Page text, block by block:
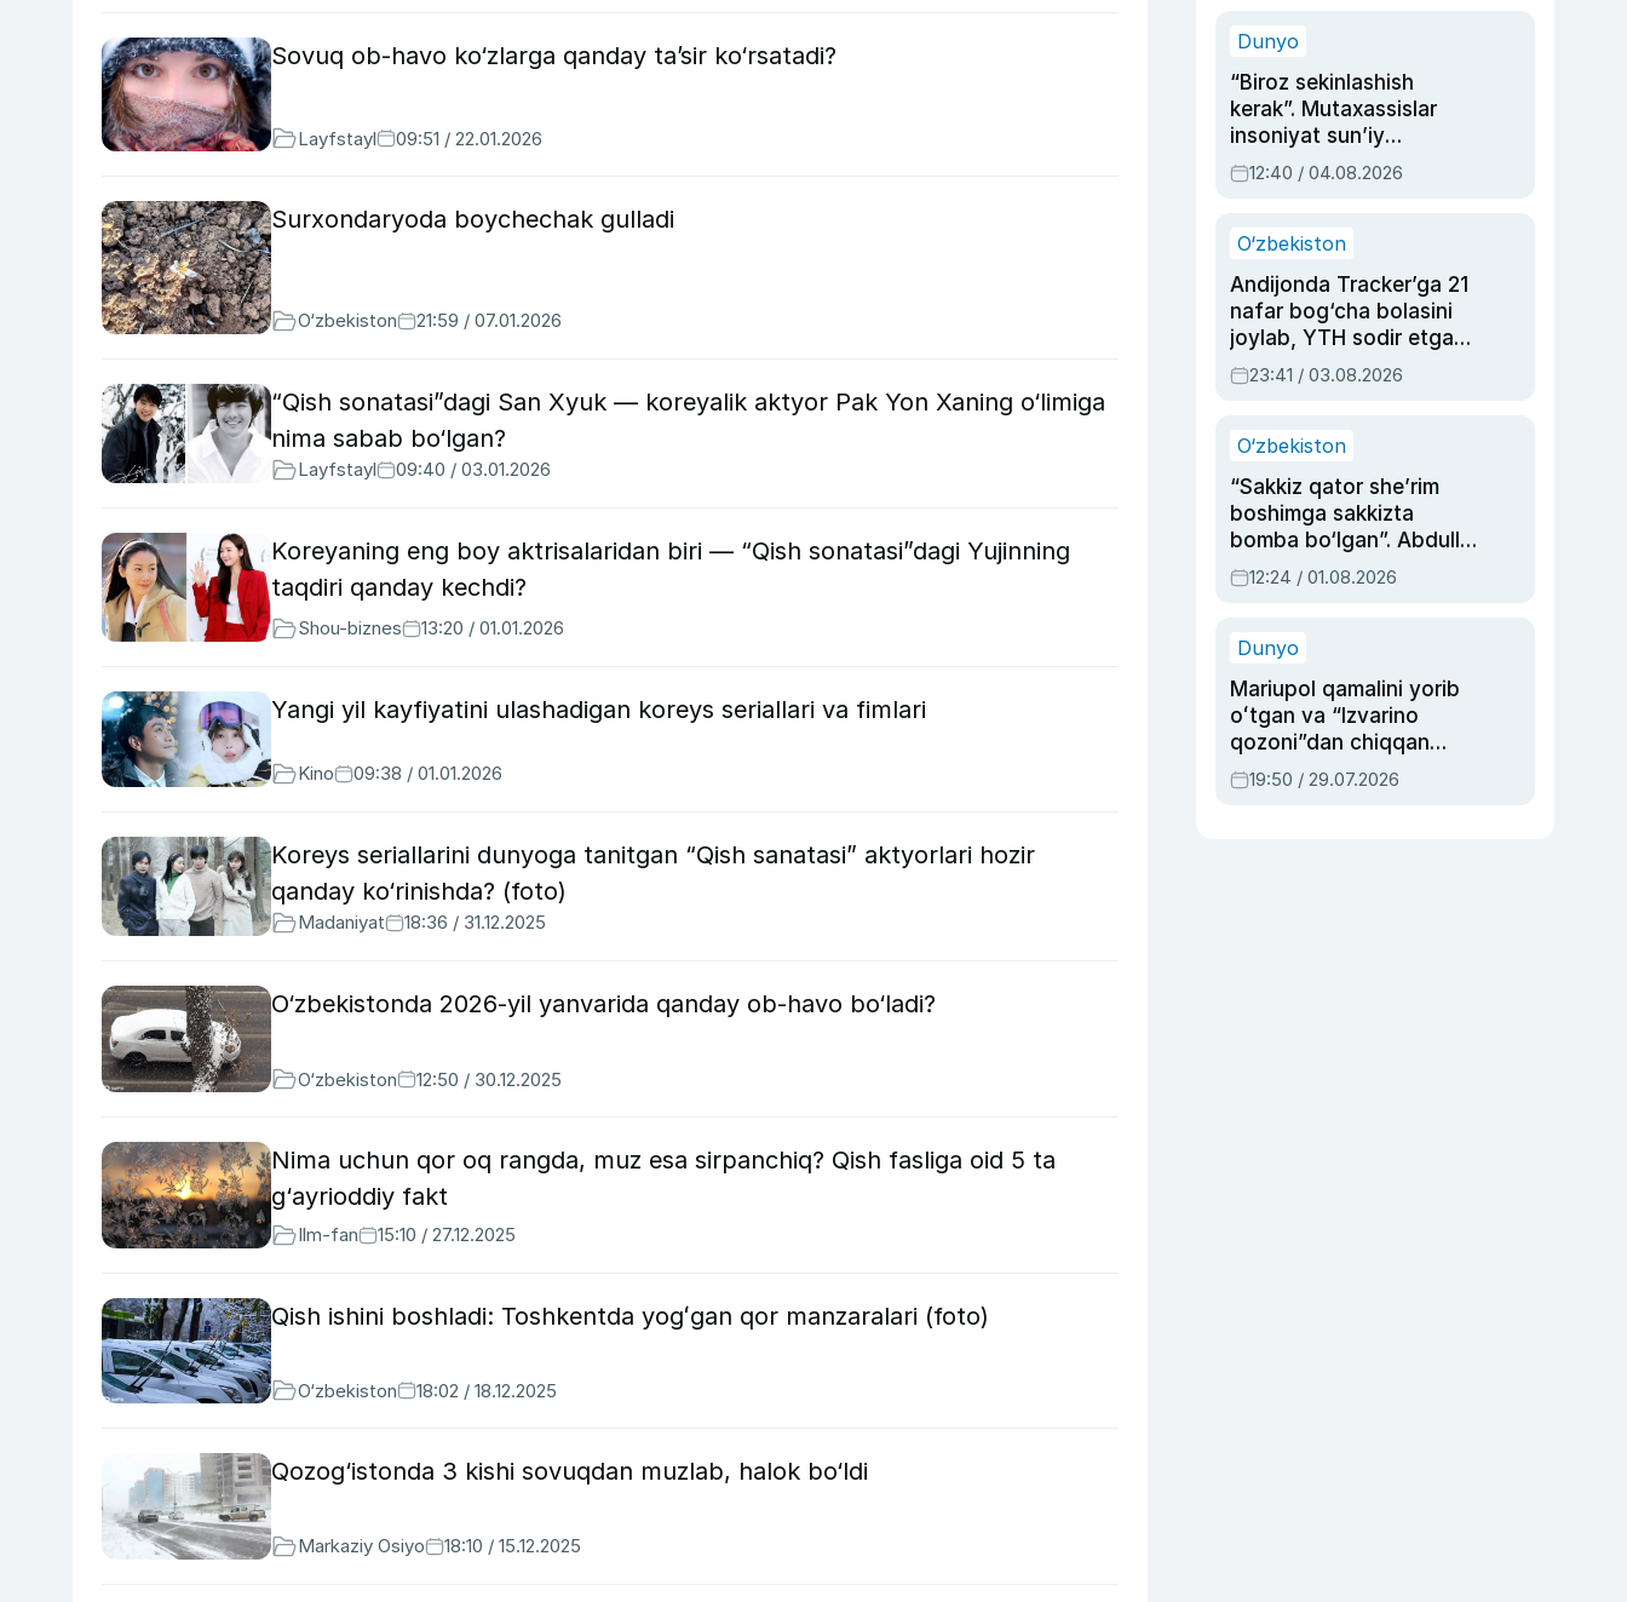
Sovuq ob-havo ko‘zlarga qanday ta’sir ko‘rsatadi?
Layfstayl 09:51 / 22.01.2026
Surxondaryoda boychechak gulladi
O‘zbekiston 21:59 / 07.01.2026
“Qish sonatasi”dagi San Xyuk — koreyalik aktyor Pak Yon Xaning o‘limiga
nima sabab bo‘lgan?
Layfstayl 09:40 / 03.01.2026
Koreyaning eng boy aktrisalaridan biri — “Qish sonatasi”dagi Yujinning
taqdiri qanday kechdi?
Shou-biznes 13:20 / 01.01.2026
Yangi yil kayfiyatini ulashadigan koreys seriallari va fimlari
Kino 09:38 / 01.01.2026
Koreys seriallarini dunyoga tanitgan “Qish sanatasi” aktyorlari hozir
qanday ko‘rinishda? (foto)
Madaniyat 18:36 / 31.12.2025
O‘zbekistonda 2026-yil yanvarida qanday ob-havo bo‘ladi?
O‘zbekiston 12:50 / 30.12.2025
Nima uchun qor oq rangda, muz esa sirpanchiq? Qish fasliga oid 5 ta
g‘ayrioddiy fakt
Ilm-fan 15:10 / 27.12.2025
Qish ishini boshladi: Toshkentda yogʻgan qor manzaralari (foto)
O‘zbekiston 18:02 / 18.12.2025
Qozog‘istonda 3 kishi sovuqdan muzlab, halok bo‘ldi
Markaziy Osiyo 18:10 / 15.12.2025
Dunyo
“Biroz sekinlashish
kerak”. Mutaxassislar
insoniyat sun’iy
intellektni boshqara
olmay qolishidan xavotir
12:40 / 04.08.2026
O‘zbekiston
Andijonda Tracker’ga 21
nafar bog‘cha bolasini
joylab, YTH sodir etgan
ayolga sud hukmi o‘qildi
23:41 / 03.08.2026
O‘zbekiston
“Sakkiz qator she’rim
boshimga sakkizta
bomba bo‘lgan”. Abdulla
Oripovni siyosiy
ayblovlardan asrab
12:24 / 01.08.2026
Dunyo
Mariupol qamalini yorib
oʻtgan va “Izvarino
qozoni”dan chiqqan
qahramon — Ukraina
armiyasi bosh
19:50 / 29.07.2026